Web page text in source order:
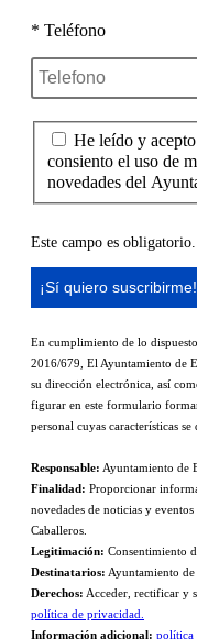
* Teléfono
He leído y
consiento el uso de
novedades del
Este campo es obligatorio.
En cumplimiento de lo
2016/679, El Ayuntamiento de
su dirección electrónica, así
figurar en este formulario
personal cuyas características
Responsable: Ayuntamiento de
Finalidad: Proporcionar
novedades de noticias y
Caballeros.
Legitimación: Consentimiento
Destinatarios: Ayuntamiento de
Derechos: Acceder, rectificar y
política de privacidad.
Información adicional: política